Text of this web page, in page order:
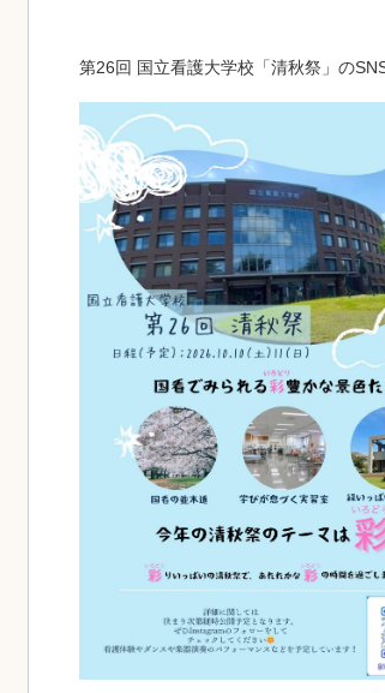
第26回 国立看護大学校「清秋祭」の